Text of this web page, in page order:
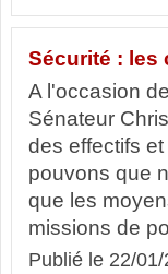
Sécurité : les
A l'occasion
Sénateur
des effectifs
pouvons que
que les
missions de
Publié le 22/